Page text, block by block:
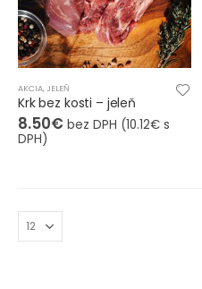
AKCIA,JELEŇ
Krk bez kosti – jeleň
8.50€ bez DPH (10.12€ s
DPH)